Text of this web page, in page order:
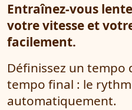
Entraînez-vous
votre vitesse et
facilement.
Définissez un tempo
tempo final : le
automatiquement.